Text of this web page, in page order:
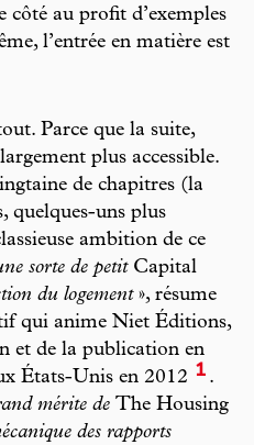
côté au profit d’exemples
l’entrée en matière est
Parce que la suite,
plus accessible.
de chapitres (la
quelques-uns plus
ambition de ce
sorte de petit Capital
du logement», résume
qui anime Niet Éditions,
et de la publication en
États-Unis en 2012 1 .
mérite de The Housing
des rapports